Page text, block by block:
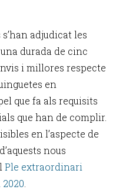
adjudicat les
durada de cinc
i millores respecte
en
que fa als requisits
que han de complir.
en l’aspecte de
nous
Ple extraordinari